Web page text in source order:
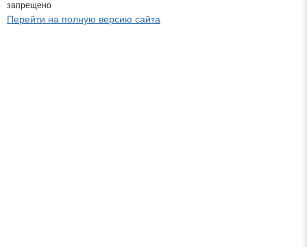
запрещено
Перейти на полную версию сайта